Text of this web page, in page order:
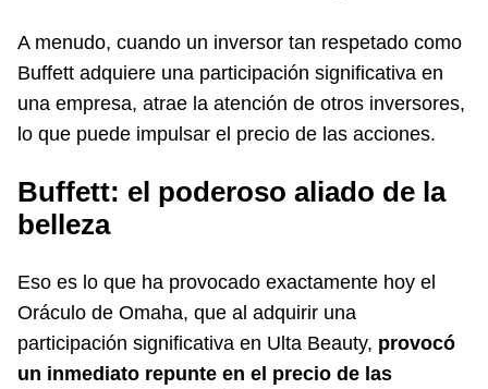
A menudo, cuando un inversor tan respetado como
Buffett adquiere una participación significativa en
una empresa, atrae la atención de otros inversores,
lo que puede impulsar el precio de las acciones.
Buffett: el poderoso aliado de la
belleza
Eso es lo que ha provocado exactamente hoy el
Oráculo de Omaha, que al adquirir una
participación significativa en Ulta Beauty, provocó
un inmediato repunte en el precio de las